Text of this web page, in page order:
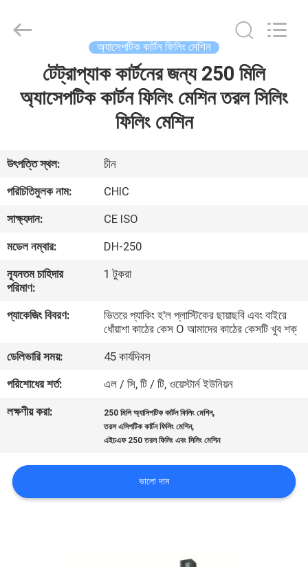
আমাদের
সম্পর্কে
কারখানা
পরিদর্শন
নিয়ন্ত্রণ
আমাদের
সাথে
যোগাযোগ
খবর
মামলা
Machinery
অ্যাসেপটিক কার্টন ফিলিং মেশিন
টেট্রাপ্যাক কার্টনের জন্য 250 মিলি
অ্যাসেপটিক কার্টন ফিলিং মেশিন তরল সিলিং
ফিলিং মেশিন
উৎপত্তি স্থল:
চীন
পরিচিতিমুলক নাম:
CHIC
সাক্ষ্যদান:
CE ISO
মডেল নম্বার:
DH-250
ন্যূনতম চাহিদার
পরিমাণ:
1 টুকরা
প্যাকেজিং বিবরণ:
ভিতরে প্যাকিং হ'ল প্লাস্টিকের ছায়াছবি এবং বাইরে
ধোঁয়াশা কাঠের কেস O আমাদের কাঠের কেসটি খুব শক্
ডেলিভারি সময়:
45 কার্যদিবস
পরিশোধের শর্ত:
এল / সি, টি / টি, ওয়েস্টার্ন ইউনিয়ন
লক্ষণীয় করা:
250 মিলি অ্যাসিপটিক কার্টন ফিলিং মেশিন,
তরল এসিপটিক কার্টন ফিলিং মেশিন,
এইচএফ 250 তরল ফিলিং এবং সিলিং মেশিন
ভালো দাম